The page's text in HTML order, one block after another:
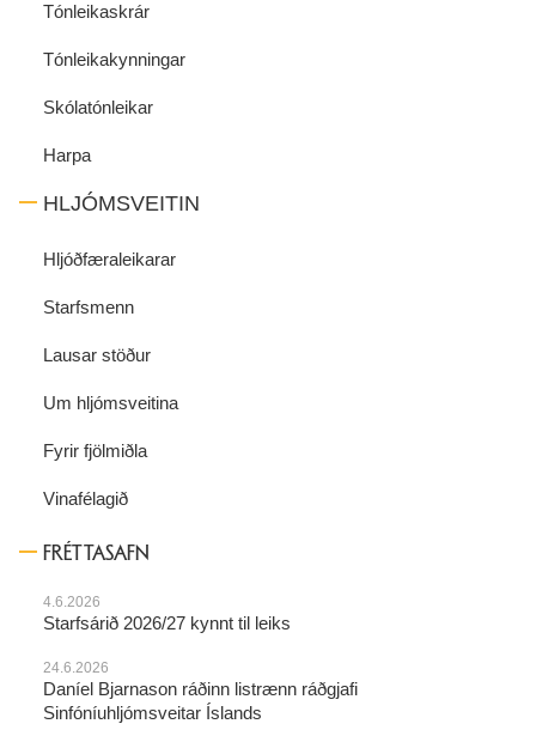
Tónleikaskrár
Tónleikakynningar
Skólatónleikar
Harpa
HLJÓMSVEITIN
Hljóðfæraleikarar
Starfsmenn
Lausar stöður
Um hljómsveitina
Fyrir fjölmiðla
Vinafélagið
FRÉTTASAFN
4.6.2026
Starfsárið 2026/27 kynnt til leiks
24.6.2026
Daníel Bjarnason ráðinn listrænn ráðgjafi
Sinfóníuhljómsveitar Íslands